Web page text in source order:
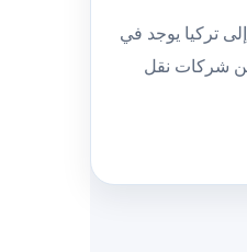
تركيا يوجد في
من شركات نقل